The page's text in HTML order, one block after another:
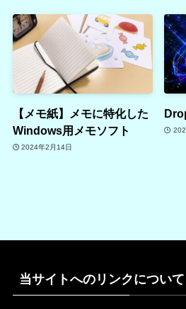
【メモ紙】メモに特化した
Windows用メモソフト
2024年2月14日
当サイトへのリンクについて